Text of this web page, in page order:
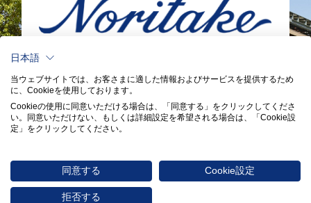
ノリタケ株式会社 コーポレートサイトへ
日本語
当ウェブサイトでは、お客さまに適した情報およびサービスを提供するため
に、Cookieを使用しております。
Cookieの使用に同意いただける場合は、「同意する」をクリックしてくださ
い。​同意いただけない、もしくは詳細設定を希望される場合は、「Cookie設
定」をクリックしてください。​
同意する Cookie設定
拒否する